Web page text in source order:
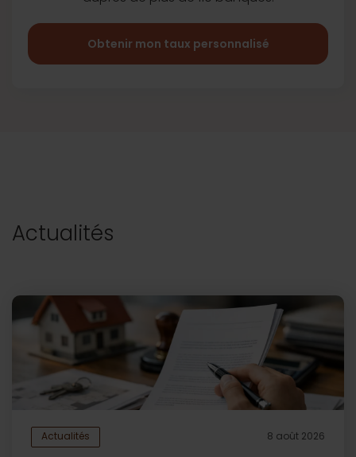
Obtenir mon taux personnalisé
Actualités
Actualités 8 août 2026